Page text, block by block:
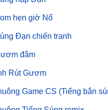
hẹn giờ Nổ
Đạn chiến tranh
đâm
Rút Gươm
Game CS (Tiếng bắn